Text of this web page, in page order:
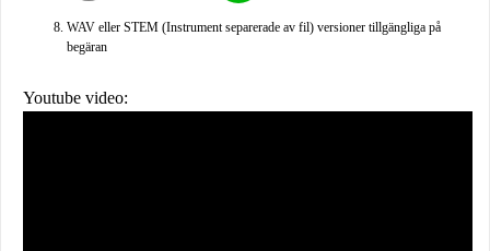
WAV eller STEM (Instrument separerade av fil) versioner tillgängliga på
begäran
Youtube video: